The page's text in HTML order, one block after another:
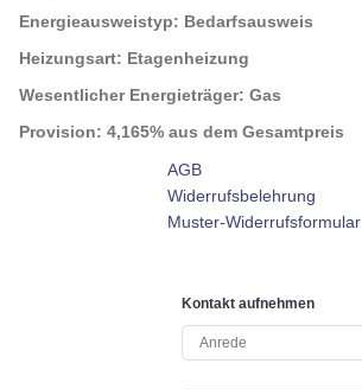
Energieausweistyp: Bedarfsausweis
Heizungsart: Etagenheizung
Wesentlicher Energieträger: Gas
Provision: 4,165% aus dem Gesamtpreis
AGB
Widerrufsbelehrung
Muster-Widerrufsformular
Kontakt aufnehmen